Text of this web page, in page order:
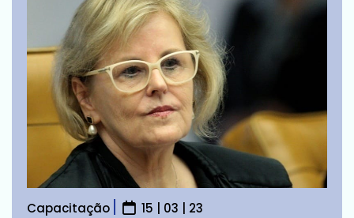
Capacitação 15 | 03 | 23